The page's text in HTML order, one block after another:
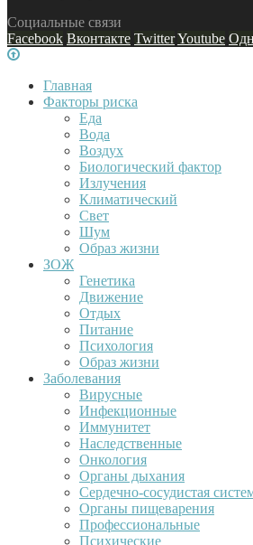
Социальные связи
Facebook Вконтакте TwitterYoutube
Главная
Факторы риска
Еда
Вода
Воздух
Биологический фактор
Излучения
Климатический
Свет
Шум
Образ жизни
ЗОЖ
Генетика
Движение
Отдых
Питание
Психология
Образ жизни
Заболевания
Вирусные
Инфекционные
Иммунитет
Наследственные
Онкология
Органы дыхания
Сердечно-сосудистая
Органы пищеварения
Профессиональные
Психические